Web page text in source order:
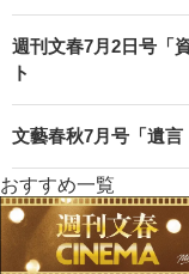
週刊文春7月2日号「
ト
文藝春秋7月号「遺
おすすめ一覧